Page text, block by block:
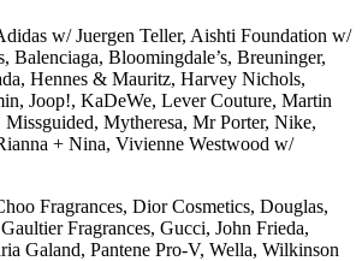
w/ Juergen Teller, Aishti Foundation w/
Balenciaga, Bloomingdale’s, Breuninger,
Hennes & Mauritz, Harvey Nichols,
Joop!, KaDeWe, Lever Couture, Martin
Mytheresa, Mr Porter, Nike,
+ Nina, Vivienne Westwood w/
Fragrances, Dior Cosmetics, Douglas,
Fragrances, Gucci, John Frieda,
Galand, Pantene Pro-V, Wella, Wilkinson